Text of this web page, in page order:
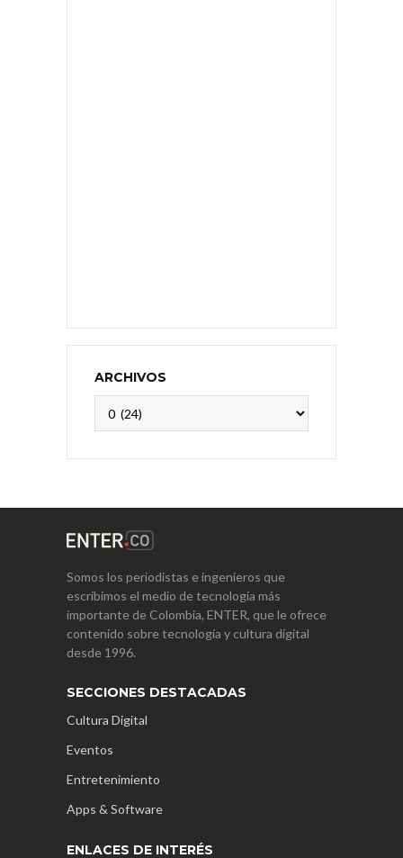
ARCHIVOS
Somos los periodistas e ingenieros que
escribimos el medio de tecnología más
importante de Colombia, ENTER, que le ofrece
contenido sobre tecnología y cultura digital
desde 1996.
SECCIONES DESTACADAS
Cultura Digital
Eventos
Entretenimiento
Apps & Software
ENLACES DE INTERÉS